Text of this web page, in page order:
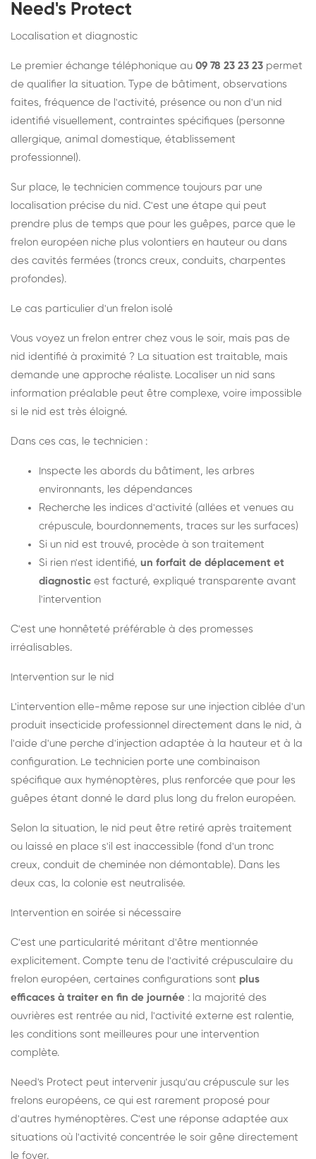
Need's Protect
Localisation et diagnostic
Le premier échange téléphonique au 09 78 23 23 23 permet
de qualifier la situation. Type de bâtiment, observations
faites, fréquence de l'activité, présence ou non d'un nid
identifié visuellement, contraintes spécifiques (personne
allergique, animal domestique, établissement
professionnel).
Sur place, le technicien commence toujours par une
localisation précise du nid. C'est une étape qui peut
prendre plus de temps que pour les guêpes, parce que le
frelon européen niche plus volontiers en hauteur ou dans
des cavités fermées (troncs creux, conduits, charpentes
profondes).
Le cas particulier d'un frelon isolé
Vous voyez un frelon entrer chez vous le soir, mais pas de
nid identifié à proximité ? La situation est traitable, mais
demande une approche réaliste. Localiser un nid sans
information préalable peut être complexe, voire impossible
si le nid est très éloigné.
Dans ces cas, le technicien :
Inspecte les abords du bâtiment, les arbres
environnants, les dépendances
Recherche les indices d'activité (allées et venues au
crépuscule, bourdonnements, traces sur les surfaces)
Si un nid est trouvé, procède à son traitement
Si rien n'est identifié, un forfait de déplacement et
diagnostic est facturé, expliqué transparente avant
l'intervention
C'est une honnêteté préférable à des promesses
irréalisables.
Intervention sur le nid
L'intervention elle-même repose sur une injection ciblée d'un
produit insecticide professionnel directement dans le nid, à
l'aide d'une perche d'injection adaptée à la hauteur et à la
configuration. Le technicien porte une combinaison
spécifique aux hyménoptères, plus renforcée que pour les
guêpes étant donné le dard plus long du frelon européen.
Selon la situation, le nid peut être retiré après traitement
ou laissé en place s'il est inaccessible (fond d'un tronc
creux, conduit de cheminée non démontable). Dans les
deux cas, la colonie est neutralisée.
Intervention en soirée si nécessaire
C'est une particularité méritant d'être mentionnée
explicitement. Compte tenu de l'activité crépusculaire du
frelon européen, certaines configurations sont plus
efficaces à traiter en fin de journée : la majorité des
ouvrières est rentrée au nid, l'activité externe est ralentie,
les conditions sont meilleures pour une intervention
complète.
Need's Protect peut intervenir jusqu'au crépuscule sur les
frelons européens, ce qui est rarement proposé pour
d'autres hyménoptères. C'est une réponse adaptée aux
situations où l'activité concentrée le soir gêne directement
le foyer.